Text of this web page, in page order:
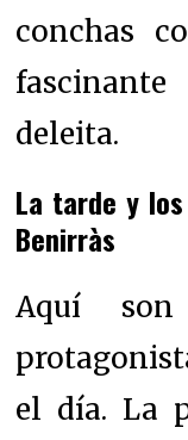
conchas
deleita.
La tarde y
Benirràs
Aquí
el día. La